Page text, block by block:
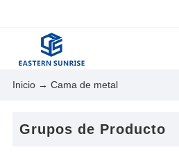
Inicio→ Cama de metal
Grupos de Producto